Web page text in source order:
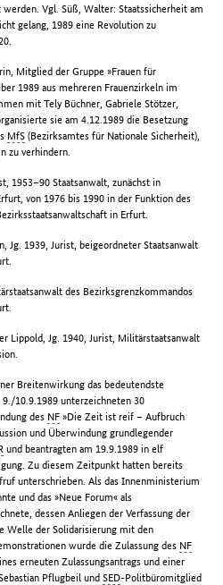
Vgl. Süß, Walter: Staatssicherheit am
gelang, 1989 eine Revolution zu
Mitglied der Gruppe »Frauen für
1989 aus mehreren Frauenzirkeln im
mit Tely Büchner, Gabriele Stötzer,
sie am 4.12.1989 die Besetzung
MfS (Bezirksamtes für Nationale Sicherheit),
zu verhindern.
1953–90 Staatsanwalt, zunächst in
von 1976 bis 1990 in der Funktion des
in Erfurt.
Jg. 1939, Jurist, beigeordneter Staatsanwalt
des Bezirksgrenzkommandos
Lippold, Jg. 1940, Jurist, Militärstaatsanwalt
Breitenwirkung das bedeutendste
9./10.9.1989 unterzeichneten 30
des NF »Die Zeit ist reif – Aufbruch
und Überwindung grundlegender
und beantragten am 19.9.1989 in elf
Zu diesem Zeitpunkt hatten bereits
unterschrieben. Als das Innenministerium
und das »Neue Forum« als
dessen Anliegen der Verfassung der
Welle der Solidarisierung mit den
wurde die Zulassung des NF
erneuten Zulassungsantrags und einer
Pflugbeil undSED-Politbüromitglied